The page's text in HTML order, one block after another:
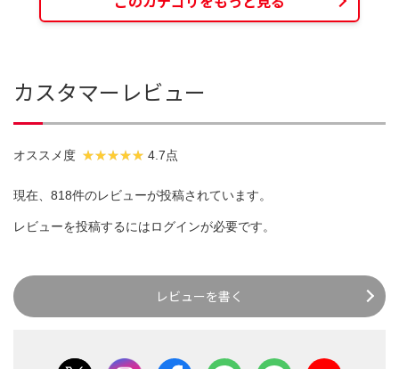
カスタマーレビュー
オススメ度 4.7点
現在、818件のレビューが投稿されています。
レビューを投稿するにはログインが必要です。
レビューを書く